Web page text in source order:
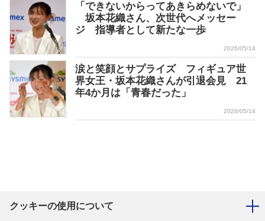
「できないからってあきらめないで」
坂本花織さん、次世代へメッセー
ジ 指導者として新たな一歩
2026/05/14
涙と笑顔とサプライズ フィギュア世
界女王・坂本花織さんが引退会見 21
年4か月は「青春だった」
2026/05/14
クッキーの使用について